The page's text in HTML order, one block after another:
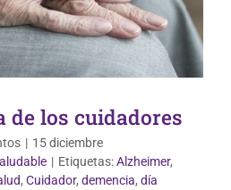
de los cuidadores
| 15 diciembre
| Etiquetas:Alzheimer,
, Cuidador, demencia, día